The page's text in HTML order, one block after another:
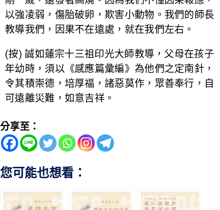
以強凌弱，傷胎破卵，欺害小動物。我們的師長
教導我們，因果不在遠處，就在我們左右。
(按) 誠如蓮宗十三祖印光大師教導，父母在孩子
年幼時，須以《感應篇彙編》為他們之定南針，
令其積崇德，培厚福，諸惡莫作，眾善奉行，自
可遠離災難，如意吉祥。
分享至：
您可能也想看：